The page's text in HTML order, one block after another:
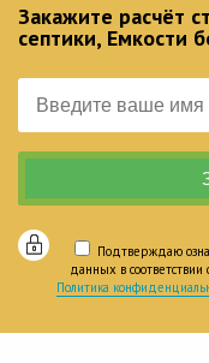
Закажите расчёт
септики, Емкости
Подтверждаю
данных в
Политика